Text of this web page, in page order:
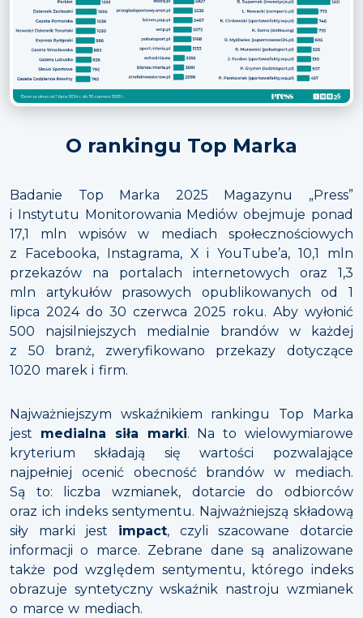
O rankingu Top Marka
Badanie Top Marka 2025 Magazynu „Press”
i Instytutu Monitorowania Mediów obejmuje ponad
17,1 mln wpisów w mediach społecznościowych
z Facebooka, Instagrama, X i YouTube’a, 10,1 mln
przekazów na portalach internetowych oraz 1,3
mln artykułów prasowych opublikowanych od 1
lipca 2024 do 30 czerwca 2025 roku. Aby wyłonić
500 najsilniejszych medialnie brandów w każdej
z 50 branż, zweryfikowano przekazy dotyczące
1020 marek i firm.
Najważniejszym wskaźnikiem rankingu Top Marka
jest medialna siła marki. Na to wielowymiarowe
kryterium składają się wartości pozwalające
najpełniej ocenić obecność brandów w mediach.
Są to: liczba wzmianek, dotarcie do odbiorców
oraz ich indeks sentymentu. Najważniejszą składową
siły marki jest impact, czyli szacowane dotarcie
informacji o marce. Zebrane dane są analizowane
także pod względem sentymentu, którego indeks
obrazuje syntetyczny wskaźnik nastroju wzmianek
o marce w mediach.